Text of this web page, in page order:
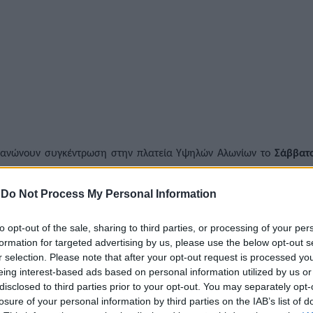
Do Not Process My Personal Information
opt-out of the sale, sharing to third parties, or processing of your
for targeted advertising by us, please use the below opt-out
selection. Please note that after your opt-out request is processed
interest-based ads based on personal information utilized by us
to third parties prior to your opt-out. You may separately
of your personal information by third parties on the IAB’s list of
συγκέντρωση στην πλατεία Υψηλών Αλωνίων το
των Λαών, αλλά και τους 11 ΕΑΜίτες, κομμουνιστές που
τους- στις 9 Μάη του 1944.
κόκκινη σημαία ανέμιζε στο Ράιχσταγκ και ο Κόκκινος
ιμπεριαλιστικού Πολέμου. Ο Κόκκινος Στρατός της
τους κομμουνιστές ήταν αυτοί που τσάκισαν τον